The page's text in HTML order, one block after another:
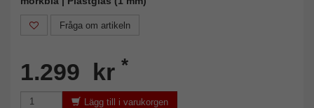
Fråga om artikeln
1.299 kr *
Lägg till i varukorgen